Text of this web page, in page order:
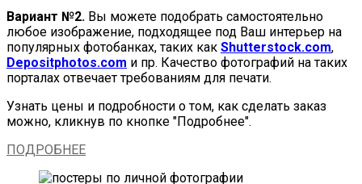
Вариант №2. Вы можете подобрать самостоятельно
любое изображение, подходящее под Ваш интерьер на
популярных фотобанках, таких как Shutterstock.com,
Depositphotos.com и пр. Качество фотографий на таких
порталах отвечает требованиям для печати.
Узнать цены и подробности о том, как сделать заказ
можно, кликнув по кнопке "Подробнее".
ПОДРОБНЕЕ